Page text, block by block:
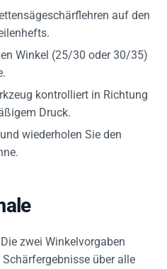
auf den
Winkel (25/30 oder 30/35)
kontrolliert in Richtung
Druck.
wiederholen Sie den
Die zwei Winkelvorgaben
über alle